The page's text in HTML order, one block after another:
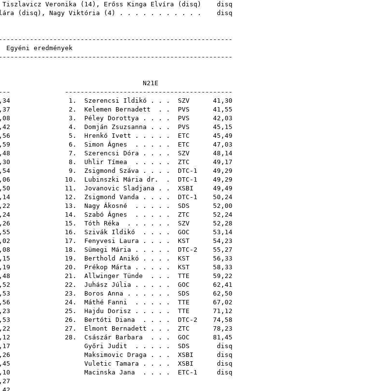
Tiszlavicz Veronika ( 14), Erőss Kinga Elvíra ( disq ) disq
( disq ), Nagy Viktória ( 4) . . . . . . . . . . . disq
Egyéni eredmények
N21E
-------------------------------------------
1. Szerencsi Ildikó . . . SZV 41,30
36,37 2. Kelemen Bernadett . . PVS 41,55
3. Péley Dorottya . . . . PVS 42,03
4. Domján Zsuzsanna . . . PVS 45,15
38,56 5. Hrenkó Ivett . . . . . ETC 45,49
38,59 6. Simon Ágnes . . . . . ETC 47,03
7. Szerencsi Dóra . . . . SZV 48,14
1 40,30 8. Uhlir Tímea . . . . . ZTC 49,17
9. Zsigmond Száva . . . . DTC-1 49,29
10. Lubinszki Mária dr.
. DTC-1 49,29
11. Jovanovic Sladjana . . XSBI 49,49
44,14 12. Zsigmond Vanda . . . . DTC-1 50,24
13. Nagy Ákosné . . . . . SDS 52,00
44,24 14. Szabó Ágnes . . . . . ZTC 52,24
15. Tóth Réka . . . . . . SZV 52,28
44,55 16. Szivák Ildikó . . . . GOC 53,14
45,02 17. Fenyvesi Laura . . . . KST 54,23
45,08 18. Sümegi Mária . . . . . DTC-2 55,27
19. Berthold Anikó . . . . KST 56,33
20. Prékop Márta . . . . . KST 58,33
45,48 21. Allwinger Tünde . . . TTE 59,22
45,52 22. Juhász Júlia . . . . . GOC 62,41
23. Boros Anna . . . . . . SDS 62,50
24. Máthé Fanni . . . . . TTE 67,02
25. Hajdu Dorisz . . . . . TTE 71,12
46,53 26. Bertóti Diana . . . . DTC-2 74,58
47,22 27. Elmont Bernadett . . . ZTC 78,23
48,12 28. Császár Barbara . . . GOC 81,45
Győri Judit . . . . . SDS disq
Maksimovic Draga . . . XSBI disq
Vuletic Tamara . . . . XSBI disq
2 49,10 Macinska Jana . . . . ETC-1 disq